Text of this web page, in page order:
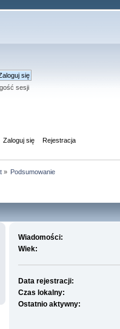
sesji
Zaloguj się Rejestracja
» Podsumowanie
Wiadomości:
Wiek:
Data rejestracji:
Czas lokalny:
Ostatnio aktywny: